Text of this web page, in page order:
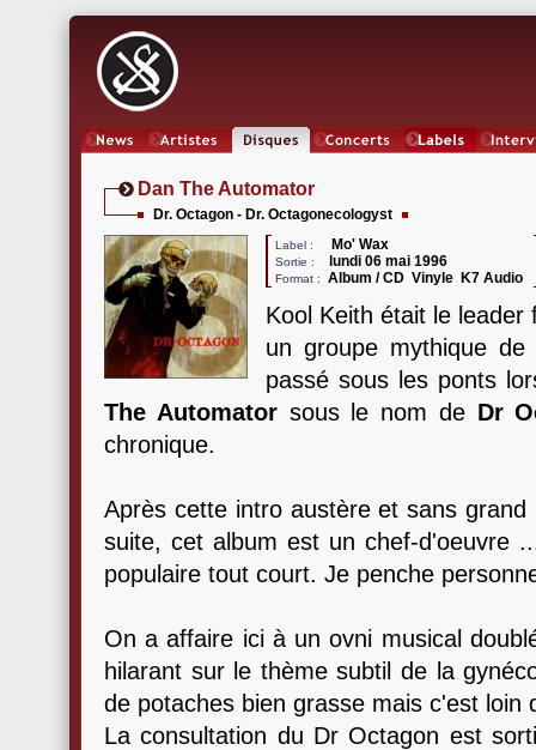
Dan The Automator
Dr. Octagon - Dr. Octagonecologyst
Label : Mo' Wax
Sortie : lundi 06 mai 1996
Format : Album / CD Vinyle K7 Audio
Kool Keith était le
un groupe mythique
passé sous les ponts
The Automatorsous le nom de Dr
chronique.
Après cette intro austère et sans
suite, cet album est un chef-d'oeuvre
populaire tout court. Je penche
On a affaire ici à un ovni musical
hilarant sur le thème subtil de la
de potaches bien grasse mais c'est loin
La consultation du Dr Octagon est